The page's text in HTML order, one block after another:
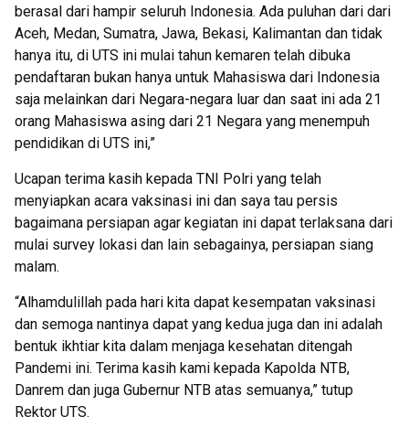
berasal dari hampir seluruh Indonesia. Ada puluhan dari dari
Aceh, Medan, Sumatra, Jawa, Bekasi, Kalimantan dan tidak
hanya itu, di UTS ini mulai tahun kemaren telah dibuka
pendaftaran bukan hanya untuk Mahasiswa dari Indonesia
saja melainkan dari Negara-negara luar dan saat ini ada 21
orang Mahasiswa asing dari 21 Negara yang menempuh
pendidikan di UTS ini,”
Ucapan terima kasih kepada TNI Polri yang telah
menyiapkan acara vaksinasi ini dan saya tau persis
bagaimana persiapan agar kegiatan ini dapat terlaksana dari
mulai survey lokasi dan lain sebagainya, persiapan siang
malam.
“Alhamdulillah pada hari kita dapat kesempatan vaksinasi
dan semoga nantinya dapat yang kedua juga dan ini adalah
bentuk ikhtiar kita dalam menjaga kesehatan ditengah
Pandemi ini. Terima kasih kami kepada Kapolda NTB,
Danrem dan juga Gubernur NTB atas semuanya,” tutup
Rektor UTS.